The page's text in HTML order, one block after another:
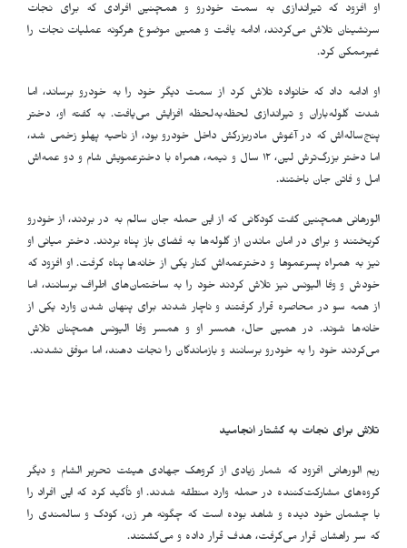
او افزود که تیراندازی به سمت خودرو و همچنین افرادی که برای نجات
سرنشینان تلاش می‌کردند، ادامه یافت و همین موضوع هرگونه عملیات نجات را
غیرممکن کرد.
او ادامه داد که خانواده تلاش کرد از سمت دیگر خود را به خودرو برساند، اما
شدت گلوله‌باران و تیراندازی لحظه‌به‌لحظه افزایش می‌یافت. به گفته او، دختر
پنج‌ساله‌اش که در آغوش مادربزرگش داخل خودرو بود، از ناحیه پهلو زخمی شد،
اما دختر بزرگ‌ترش لین، ۱۲ سال و نیمه، همراه با دخترعمویش شام و دو عمه‌اش
امل و فاتن جان باختند.
الورهانی همچنین گفت کودکانی که از این حمله جان سالم به در بردند، از خودرو
گریختند و برای در امان ماندن از گلوله‌ها به فضای باز پناه بردند. دختر میانی او
نیز به همراه پسرعموها و دخترعمه‌اش کنار یکی از خانه‌ها پناه گرفت. او افزود که
خودش و وفا الیونس نیز تلاش کردند خود را به ساختمان‌های اطراف برسانند، اما
از همه سو در محاصره قرار گرفتند و ناچار شدند برای پنهان شدن وارد یکی از
خانه‌ها شوند. در همین حال، همسر او و همسر وفا الیونس همچنان تلاش
می‌کردند خود را به خودرو برسانند و بازماندگان را نجات دهند، اما موفق نشدند.
تلاش برای نجات به کشتار انجامید
ریم الورهانی افزود که شمار زیادی از گروهک جهادی هیئت تحریر الشام و دیگر
گروه‌های مشارکت‌کننده در حمله وارد منطقه شدند. او تأکید کرد که این افراد را
با چشمان خود دیده و شاهد بوده است که چگونه هر زن، کودک و سالمندی را
که سر راهشان قرار می‌گرفت، هدف قرار داده و می‌کشتند.